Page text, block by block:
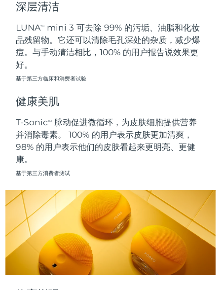
深层清洁
LUNATM
mini 3 可去除 99% 的污垢、油脂和化妆
品残留物。它还可以清除毛孔深处的杂质，减少爆
痘。与手动清洁相比，100% 的用户报告说效果更
好。
基于第三方临床和消费者试验
健康美肌
T-SonicTM
脉动促进微循环，为皮肤细胞提供营养
并消除毒素。 100% 的用户表示皮肤更加清爽，
98% 的用户表示他们的皮肤看起来更明亮、更健
康。
基于第三方消费者测试
挪威 预计送达日期 08/08/2026
阿曼 预计送达日期 11/08/2026
菲律宾
波多黎各 预计送达日期10/08/2026
卡塔尔
罗马尼亚 预计送达日期 08/08/2026
俄罗斯 预计送达日期 16/08/2026
沙特阿拉伯 预计送达日期09/08/2026
新加坡 预计送达日期10/08/2026